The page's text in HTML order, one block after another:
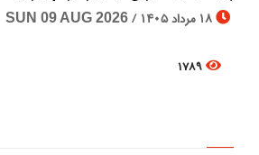
18 مرداد 1405 / SUN 09 AUG 2026
1789